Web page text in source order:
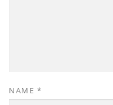
NAME *